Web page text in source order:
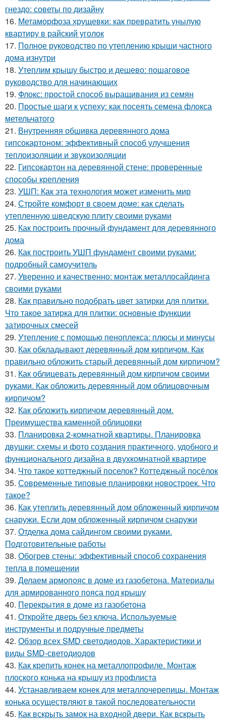
гнездо: советы по дизайну
16. Метаморфоза хрущевки: как превратить унылую
квартиру в райский уголок
17. Полное руководство по утеплению крыши частного
дома изнутри
18. Утеплим крышу быстро и дешево: пошаговое
руководство для начинающих
19. Флокс: простой способ выращивания из семян
20. Простые шаги к успеху: как посеять семена флокса
метельчатого
21. Внутренняя обшивка деревянного дома
гипсокартоном: эффективный способ улучшения
теплоизоляции и звукоизоляции
22. Гипсокартон на деревянной стене: проверенные
способы крепления
23. УШП: Как эта технология может изменить мир
24. Стройте комфорт в своем доме: как сделать
утепленную шведскую плиту своими руками
25. Как построить прочный фундамент для деревянного
дома
26. Как построить УШП фундамент своими руками:
подробный самоучитель
27. Уверенно и качественно: монтаж металлосайдинга
своими руками
28. Как правильно подобрать цвет затирки для плитки.
Что такое затирка для плитки: основные функции
затирочных смесей
29. Утепление с помощью пеноплекса: плюсы и минусы
30. Как обкладывают деревянный дом кирпичом. Как
правильно обложить старый деревянный дом кирпичом?
31. Как облицевать деревянный дом кирпичом своими
руками. Как обложить деревянный дом облицовочным
кирпичом?
32. Как обложить кирпичом деревянный дом.
Преимущества каменной облицовки
33. Планировка 2-комнатной квартиры. Планировка
двушки: схемы и фото создания практичного, удобного и
функционального дизайна в двухкомнатной квартире
34. Что такое коттеджный поселок? Коттеджный посёлок
35. Современные типовые планировки новостроек. Что
такое?
36. Как утеплить деревянный дом обложенный кирпичом
снаружи. Если дом обложенный кирпичом снаружи
37. Отделка дома сайдингом своими руками.
Подготовительные работы
38. Обогрев стены: эффективный способ сохранения
тепла в помещении
39. Делаем армопояс в доме из газобетона. Материалы
для армированного пояса под крышу
40. Перекрытия в доме из газобетона
41. Откройте дверь без ключа. Используемые
инструменты и подручные предметы
42. Обзор всех SMD светодиодов. Характеристики и
виды SMD-светодиодов
43. Как крепить конек на металлопрофиле. Монтаж
плоского конька на крышу из профлиста
44. Устанавливаем конек для металлочерепицы. Монтаж
конька осуществляют в такой последовательности
45. Как вскрыть замок на входной двери. Как вскрыть